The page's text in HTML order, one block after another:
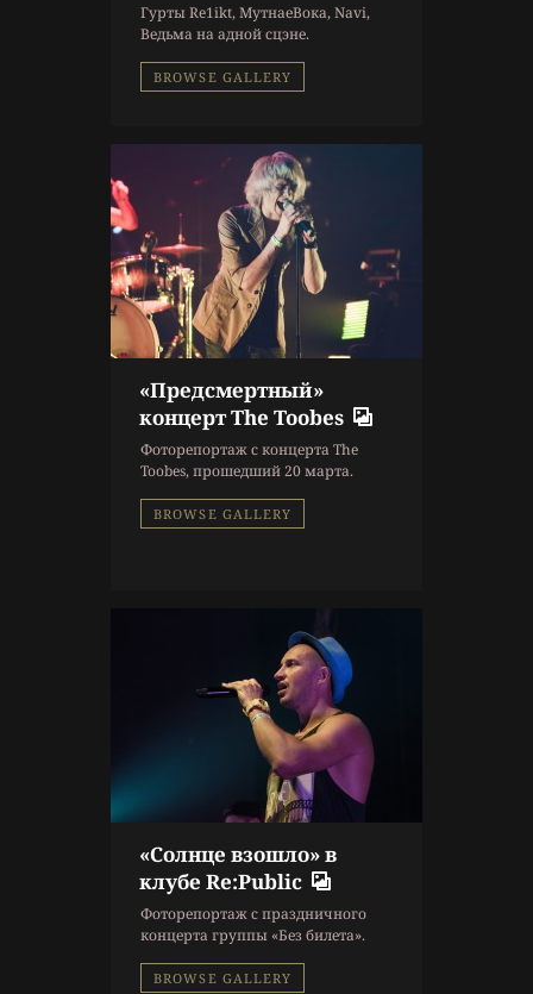
Гурты Re1ikt, МутнаеВока, Navi,
Ведьма на адной сцэне.
BROWSE GALLERY
Фоторепортаж
«Предсмертный»
концерт The Toobes
Фоторепортаж с концерта The
Toobes, прошедший 20 марта.
BROWSE GALLERY
10 г. назад
Репортаж
Концерт
Фоторепортаж
«Солнце взошло» в
клубе Re:Public
Фоторепортаж с праздничного
концерта группы «Без билета».
BROWSE GALLERY